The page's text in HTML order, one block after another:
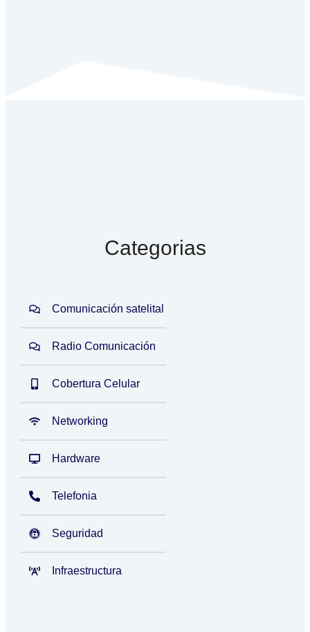
Categorias
Comunicación satelital
Radio Comunicación
Cobertura Celular
Networking
Hardware
Telefonia
Seguridad
Infraestructura